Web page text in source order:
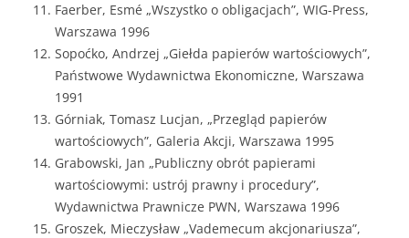
Faerber, Esmé „Wszystko o obligacjach”, WIG-Press,
Warszawa 1996
Sopoćko, Andrzej „Giełda papierów wartościowych”,
Państwowe Wydawnictwa Ekonomiczne, Warszawa
1991
Górniak, Tomasz Lucjan, „Przegląd papierów
wartościowych”, Galeria Akcji, Warszawa 1995
Grabowski, Jan „Publiczny obrót papierami
wartościowymi: ustrój prawny i procedury”,
Wydawnictwa Prawnicze PWN, Warszawa 1996
Groszek, Mieczysław „Vademecum akcjonariusza”,